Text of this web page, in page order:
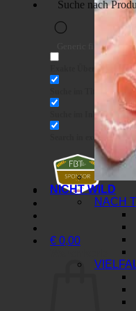
Generic filters
Exakte Übereinstimmung
Suche im Inhalt
Search in excerpt
€ 0,00
NICHT WILD
NACH